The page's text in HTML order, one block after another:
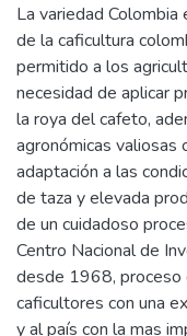
La variedad
de la caficultura
permitido a los
necesidad de aplicar
la roya del cafeto,
agronómicas valiosas
adaptación a las
de taza y elevada
de un cuidadoso
Centro Nacional de
desde 1968, proceso
caficultores con una
y al país con la mas